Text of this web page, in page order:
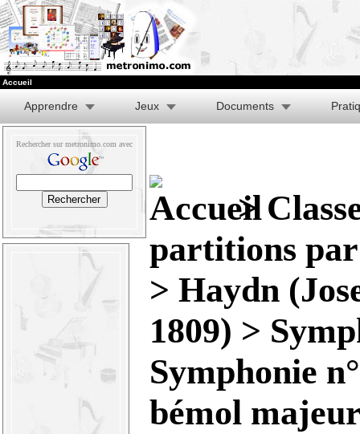
Accueil
Apprendre Jeux Documents
Rechercher sur metronimo.com avec
>
partitions
> Haydn
1809) >
Symphonie
bémol